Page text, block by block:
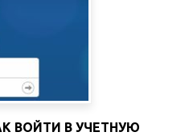
ВОЙТИ В УЧЕТНУЮ